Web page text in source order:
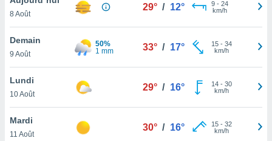
et
»,
au
vous
qu'ils
ou
8 Août
29° / 12° 9- 24
km/h
Demain
9 Août
50%
1 mm
33° / 17° 15- 34
km/h
Lundi
10 Août
29° / 16° 14- 30
km/h
Mardi
11 Août
30° / 16° 15- 32
km/h